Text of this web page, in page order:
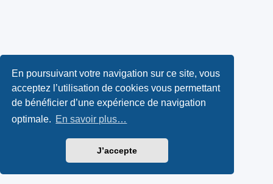
En poursuivant votre navigation sur ce site, vous
acceptez l’utilisation de cookies vous permettant
de bénéficier d’une expérience de navigation
optimale. En savoir plus…
J’accepte